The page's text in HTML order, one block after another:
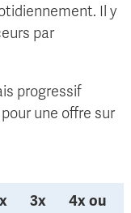
Il y
par
progressif
une offre sur
3x
4x ou